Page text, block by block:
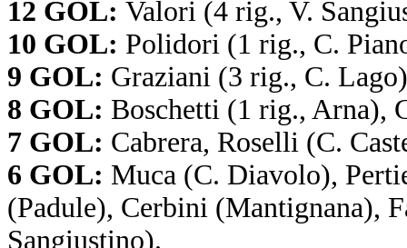
12 GOL: Valori (4 rig., V.
10 GOL: Polidori (1 rig., C.
9 GOL: Graziani (3 rig., C.
8 GOL: Boschetti (1 rig., Arna),
7 GOL: Cabrera, Roselli (C.
6 GOL: Muca (C. Diavolo),
(Padule), Cerbini (Mantignana),
Sangiustino).